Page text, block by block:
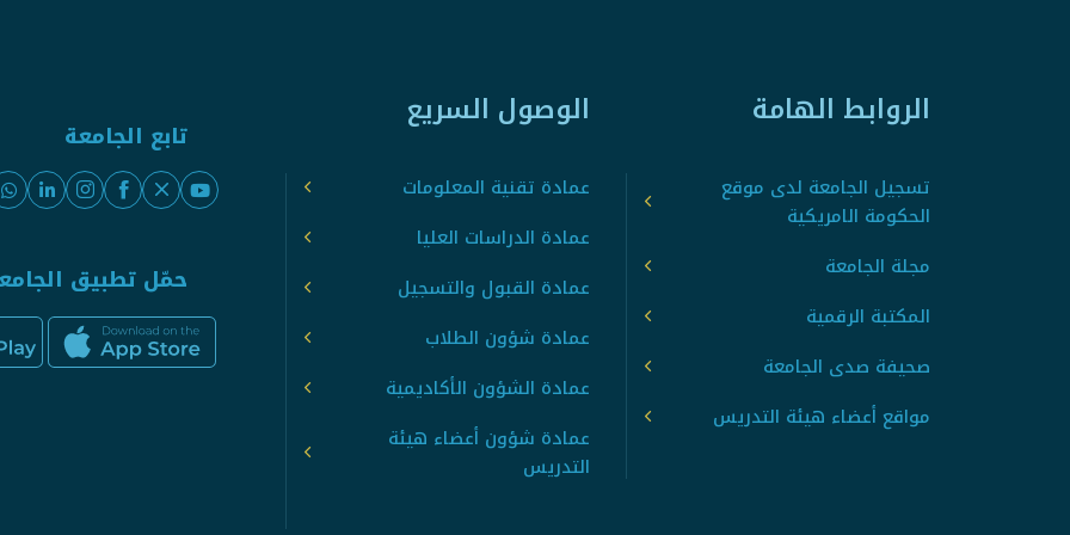
الروابط الهامة
تسجيل الجامعة لدى موقع
الحكومة الامريكية
مجلة الجامعة
المكتبة الرقمية
صحيفة صدى الجامعة
مواقع أعضاء هيئة التدريس
الوصول السريع
عمادة تقنية المعلومات
عمادة الدراسات العليا
عمادة القبول والتسجيل
عمادة شؤون الطلاب
عمادة الشؤون الأكاديمية
عمادة شؤون أعضاء هيئة
التدريس
تابع الجامعة
حمّل تطبيق